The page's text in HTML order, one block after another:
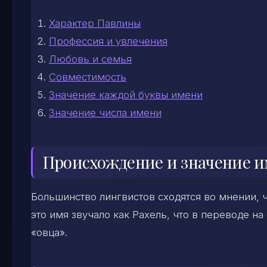
Характер Павлины
Профессия и увлечения
Любовь и семья
Совместимость
Значение каждой буквы имени
Значение числа имени
Происхождение и значение
Большинство лингвистов сходятся во
это имя звучало как Рахель, что в переводе
«овца».